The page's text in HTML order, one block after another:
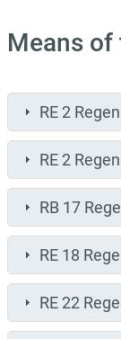
Means
RE 2
RE 2
RB 17
RE 18
RE 22